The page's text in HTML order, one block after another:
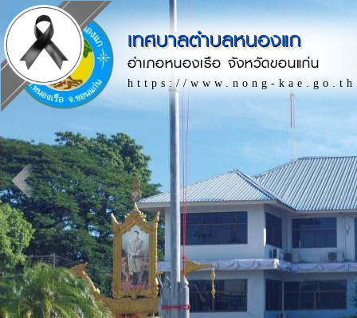
เทศบาลตำบลหนองแก
อำเภอหนองเรือ จังหวัดขอนแก่น
https://www.nong-kae.go.th